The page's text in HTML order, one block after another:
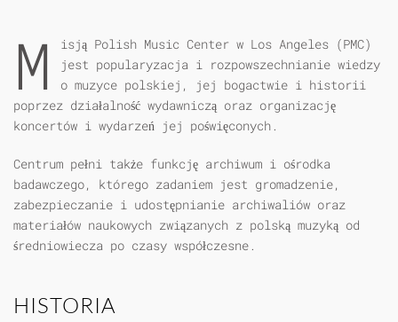
M
isją Polish Music Center w Los Angeles (PMC)
jest popularyzacja i rozpowszechnianie wiedzy
o muzyce polskiej, jej bogactwie i historii
poprzez działalność wydawniczą oraz organizację
koncertów i wydarzeń jej poświęconych.
Centrum pełni także funkcję archiwum i ośrodka
badawczego, którego zadaniem jest gromadzenie,
zabezpieczanie i udostępnianie archiwaliów oraz
materiałów naukowych związanych z polską muzyką od
średniowiecza po czasy współczesne.
HISTORIA